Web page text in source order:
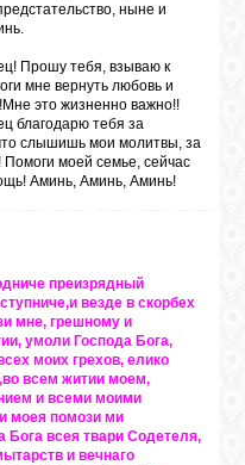
ныне и
Прошу тебя, взываю к
мне вернуть любовь и
это жизненно важно!!
благодарю тебя за
слышишь мои молитвы, за
моей семье, сейчас
Аминь, Аминь, Аминь!
преизрядный
везде в скорбех
мне, грешному и
умоли Господа Бога,
моих грехов, елико
всем житии моем,
и всеми моими
моея помози ми
Бога всея твари Содетеля,
и вечнаго